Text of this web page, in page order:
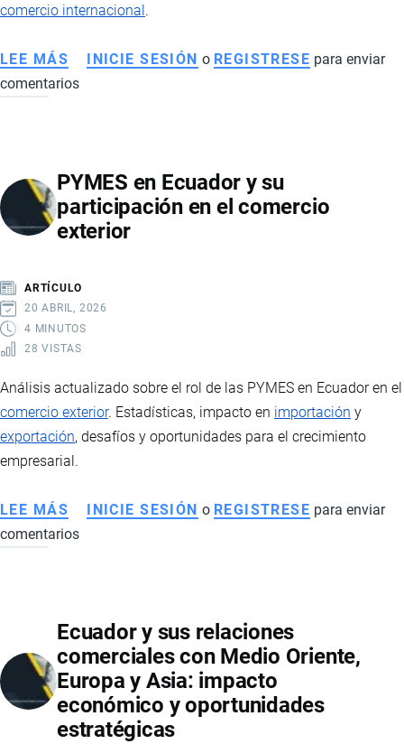
comercio internacional.
LEE MÁS SOBRE
CÓMO
EN
EE.UU.
DESDE
PARA
COMERCIO
INTERNACIONAL
INICIE SESIÓN o REGISTRESE para enviar
comentarios
PYMES en Ecuador y su
participación en el comercio
exterior
ARTÍCULO
20 ABRIL, 2026
4 MINUTOS
28 VISTAS
Análisis actualizado sobre el rol de las PYMES en Ecuador en el
comercio exterior. Estadísticas, impacto en importación y
exportación, desafíos y oportunidades para el crecimiento
empresarial.
LEE MÁS SOBRE
PYMES
SU
PARTICIPACIÓN
EN
EL
COMERCIO
INICIE SESIÓN o REGISTRESE para enviar
comentarios
Ecuador y sus relaciones
comerciales con Medio Oriente,
Europa y Asia: impacto
económico y oportunidades
estratégicas